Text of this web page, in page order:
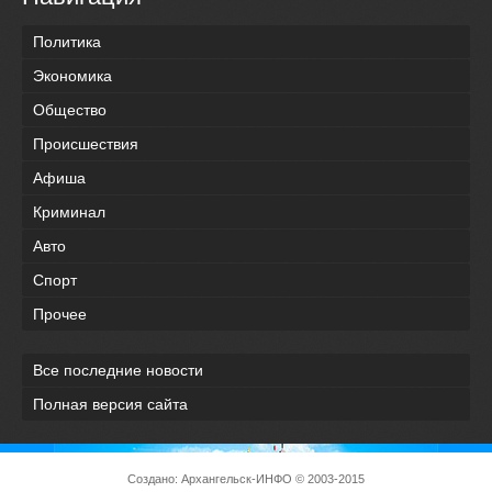
Политика
Экономика
Общество
Происшествия
Афиша
Криминал
Авто
Спорт
Прочее
Все последние новости
Полная версия сайта
Создано: Архангельск-ИНФО © 2003-2015